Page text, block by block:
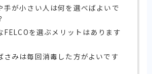
手が小さい人は何を選べばよいで
FELCOを選ぶメリットはあります
さみは毎回消毒した方がよいです